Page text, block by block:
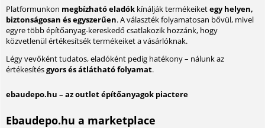
Platformunkon megbízható eladók kínálják termékeiketegy helyen,
biztonságosan és egyszerűen. A választék folyamatosan bővül, mivel
egyre több építőanyag-kereskedő csatlakozik hozzánk, hogy
közvetlenül értékesítsék termékeiket a vásárlóknak.
Légy vevőként tudatos, eladóként pedig hatékony – nálunk az
értékesítésgyors és átlátható folyamat.
ebaudepo.hu – az outlet építőanyagok piactere
Ebaudepo.hu a marketplace